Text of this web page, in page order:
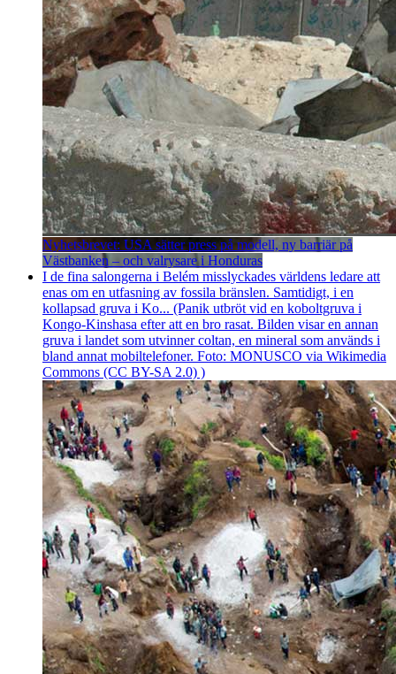
Nyhetsbrevet: USA sätter press på modell, ny barriär på
Västbanken – och valrysare i Honduras
I de fina salongerna i Belém misslyckades världens ledare att
enas om en utfasning av fossila bränslen. Samtidigt, i en
kollapsad gruva i Ko... (Panik utbröt vid en koboltgruva i
Kongo-Kinshasa efter att en bro rasat. Bilden visar en annan
gruva i landet som utvinner coltan, en mineral som används i
bland annat mobiltelefoner. Foto: MONUSCO via Wikimedia
Commons (CC BY-SA 2.0) )